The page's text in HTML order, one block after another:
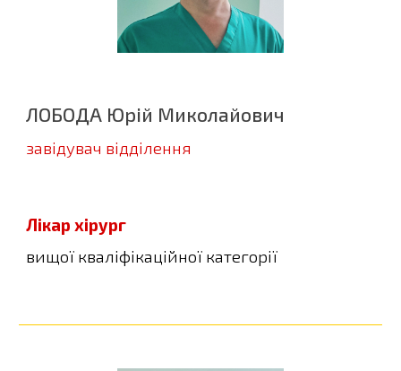
ЛОБОДА Юрій Миколайович
завідувач відділення
Лікар хірург
вищої кваліфікаційної категорії